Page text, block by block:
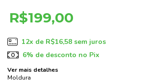
R$199,00
12x de R$16,58sem juros
6% de desconto no Pix
Ver mais detalhes
Moldura